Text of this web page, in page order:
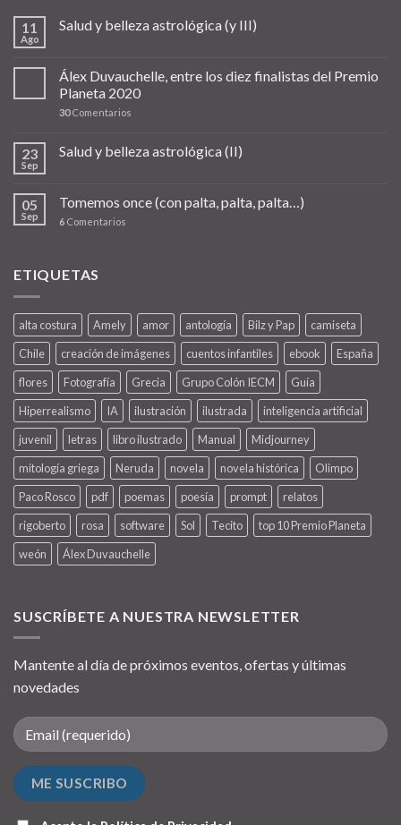
11
Ago
Salud y belleza astrológica (y III)
Álex Duvauchelle, entre los diez finalistas del Premio
Planeta 2020
30Comentarios
23
Sep
Salud y belleza astrológica (II)
05
Sep
Tomemos once (con palta, palta, palta…)
6 Comentarios
ETIQUETAS
alta costura Amely amor antología Bilz y Pap
camiseta
Chile
creación de imágenes cuentos infantiles ebook
España
flores
Fotografía Grecia Grupo Colón IECM
Guía
Hiperrealismo
IA ilustración ilustrada
inteligencia artificial
juvenil
letras libro ilustrado Manual
Midjourney
mitología griega
Neruda novela novela histórica
Olimpo
Paco Rosco
pdf poemas poesía prompt
relatos
rigoberto
rosa software Sol Tecito
top 10 Premio Planeta
weón
Álex Duvauchelle
SUSCRÍBETE A NUESTRA NEWSLETTER
Mantente al día de próximos eventos, ofertas y últimas
novedades